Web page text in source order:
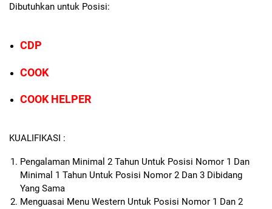
Dibutuhkan untuk Posisi:
CDP
COOK
COOK HELPER
KUALIFIKASI :
Pengalaman Minimal 2 Tahun Untuk Posisi Nomor 1 Dan
Minimal 1 Tahun Untuk Posisi Nomor 2 Dan 3 Dibidang
Yang Sama
Menguasai Menu Western Untuk Posisi Nomor 1 Dan 2